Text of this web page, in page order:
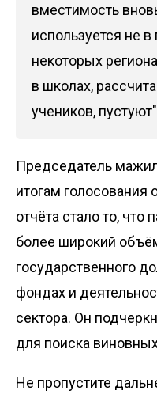
вместимость
используется не
некоторых
в школах,
учеников,
Председатель
итогам голосования
отчёта стало то,
более широкий
государственного
фондах и
сектора. Он
для поиска
Не пропустите